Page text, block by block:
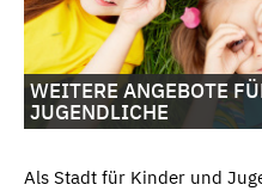
WEITERE ANGEBOTE
JUGENDLICHE
Als Stadt für Kinder und